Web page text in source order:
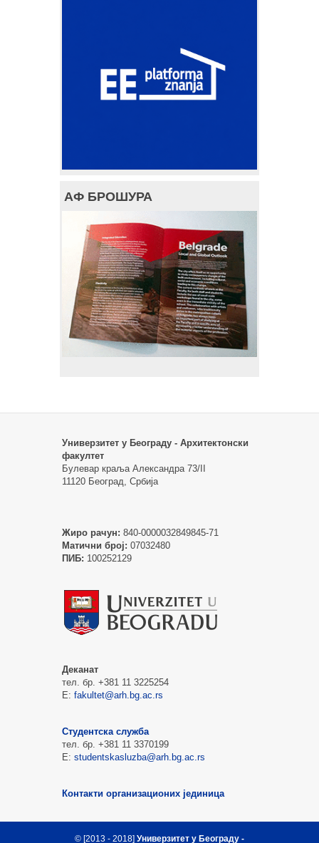
АФ БРОШУРА
Универзитет у Београду - Архитектонски
факултет
Булевар краља Александра 73/II
11120 Београд, Србија
Жиро рачун: 840-0000032849845-71
Матични број: 07032480
ПИБ: 100252129
Деканат
тел. бр. +381 11 3225254
Е: fakultet@arh.bg.ac.rs
Студентска служба
тел. бр. +381 11 3370199
Е: studentskasluzba@arh.bg.ac.rs
Контакти организационих јединица
© [2013 - 2018] Универзитет у Београду -